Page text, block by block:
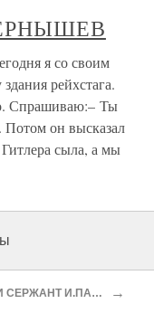
я со своим
рейхстага.
Спрашиваю:– Ты
он высказал
сыла, а мы
ГВАРДИИ СЕРЖАНТ И.ПАДОРИН К победе →